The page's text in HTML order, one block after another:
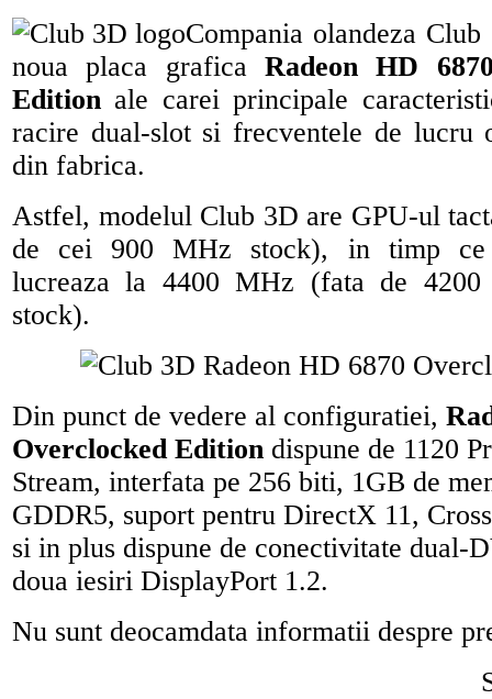
Compania olandeza
noua placa graficaRadeon HD
Edition ale carei principale
racire dual-slot si frecventele de lucru
din fabrica.
Astfel, modelul Club 3D are GPU-ul
de cei 900 MHz stock), in timp ce
lucreaza la 4400 MHz (fata de
stock).
Din punct de vedere al configuratiei,
Overclocked Edition dispune de 1120
Stream, interfata pe 256 biti, 1GB de
GDDR5, suport pentru DirectX 11,
si in plus dispune de conectivitate
doua iesiri DisplayPort 1.2.
Nu sunt deocamdata informatii despre